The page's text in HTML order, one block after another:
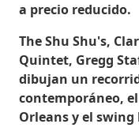
a precio reducido.
The Shu Shu's,
Quintet, Gregg
dibujan un
contemporáneo,
Orleans y el swing